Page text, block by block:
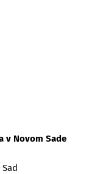
v Novom Sade